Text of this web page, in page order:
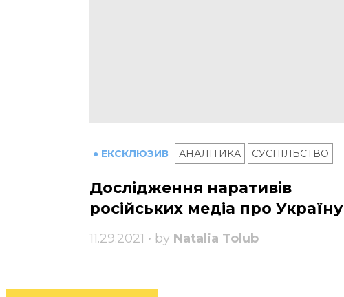
● ЕКСКЛЮЗИВ АНАЛІТИКА СУСПІЛЬСТВО
Дослідження наративів
російських медіа про Україну
11.29.2021 • by Natalia Tolub